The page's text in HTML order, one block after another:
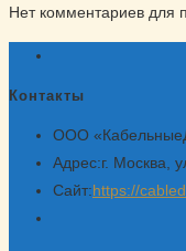
Нет комментариев для
Контакты
ООО
Адрес:г. Москва,
Сайт:https://